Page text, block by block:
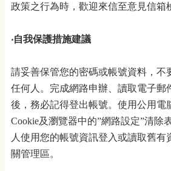
政策之行為時，歡迎來信至意見信箱
‧自我保護措施建議
請妥善保管您的密碼或帳號資料，不
任何人。完成網路申辦、讀取電子郵
後，務必記得登出帳號。使用公用電
Cookie及瀏覽器中的”網路設定”清除
人使用您的帳號資訊登入或讀取舊有
關管理區。